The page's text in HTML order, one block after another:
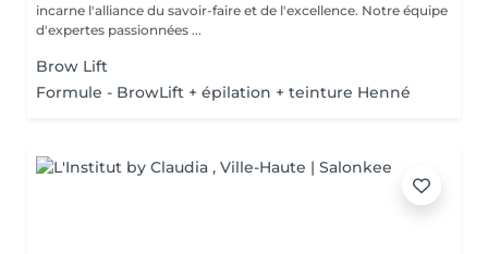
incarne l'alliance du savoir-faire et de l'excellence. Notre équipe
d'expertes passionnées ...
Brow Lift
Formule - BrowLift + épilation + teinture Henné